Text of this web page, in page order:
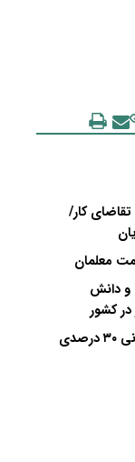
کار/
و دانش
بازار نوشت‌افزار در آستانه مدارس؛ گرانی ۳۰ درصدی